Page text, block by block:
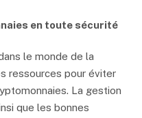
en toute sécurité
le monde de la
ressources pour éviter
La gestion
que les bonnes